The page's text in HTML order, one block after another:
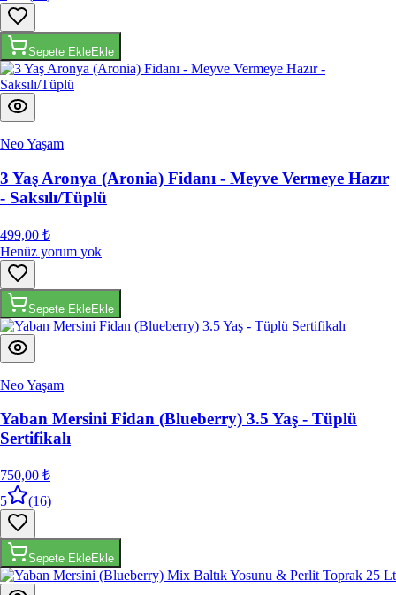
Sepete Ekle
Neo Yaşam
3 Yaş Aronya (Aronia) Fidanı - Meyve Vermeye Hazır
- Saksılı/Tüplü
499,00 ₺
Henüz yorum yok
Sepete Ekle
Neo Yaşam
Yaban Mersini Fidan (Blueberry) 3.5 Yaş - Tüplü
Sertifikalı
750,00 ₺
5
(16)
Sepete Ekle